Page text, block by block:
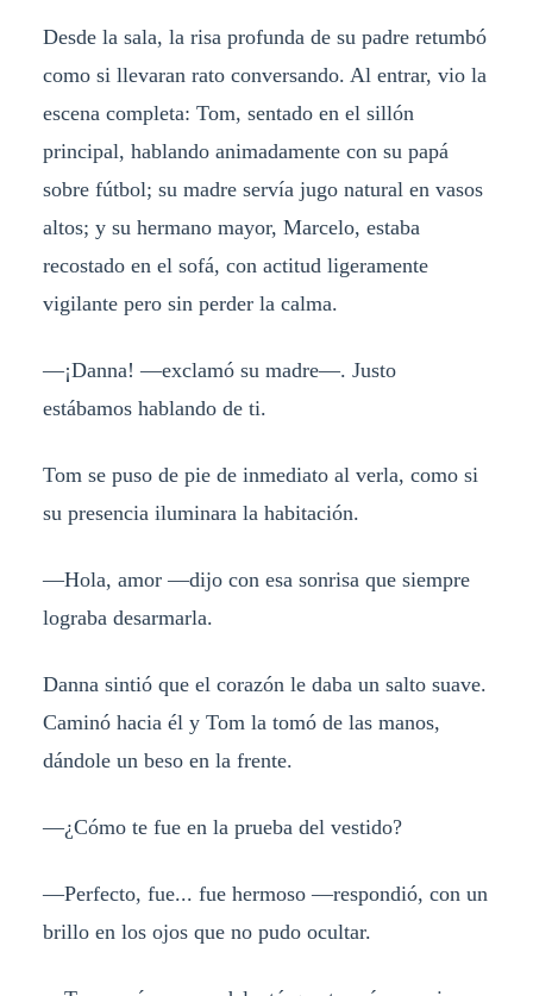
Desde la sala, la risa profunda de su padre retumbó
como si llevaran rato conversando. Al entrar, vio la
escena completa: Tom, sentado en el sillón
principal, hablando animadamente con su papá
sobre fútbol; su madre servía jugo natural en vasos
altos; y su hermano mayor, Marcelo, estaba
recostado en el sofá, con actitud ligeramente
vigilante pero sin perder la calma.
—¡Danna! —exclamó su madre—. Justo
estábamos hablando de ti.
Tom se puso de pie de inmediato al verla, como si
su presencia iluminara la habitación.
—Hola, amor —dijo con esa sonrisa que siempre
lograba desarmarla.
Danna sintió que el corazón le daba un salto suave.
Caminó hacia él y Tom la tomó de las manos,
dándole un beso en la frente.
—¿Cómo te fue en la prueba del vestido?
—Perfecto, fue... fue hermoso —respondió, con un
brillo en los ojos que no pudo ocultar.